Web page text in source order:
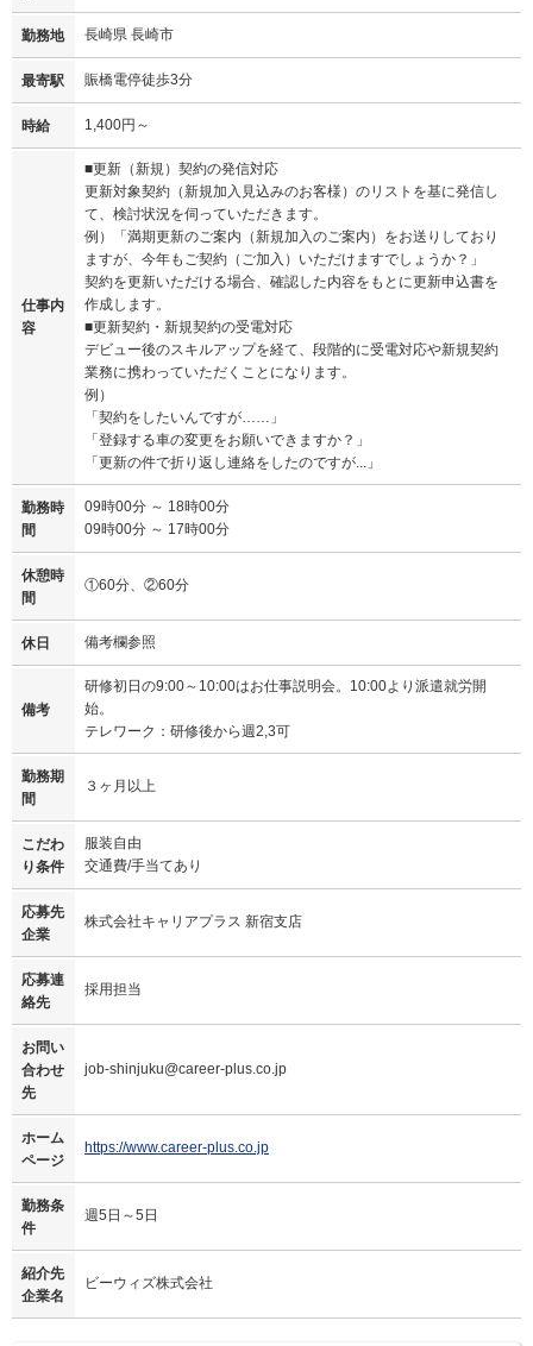
勤務地 長崎県 長崎市
最寄駅 賑橋電停徒歩3分
時給 1,400円～
仕事内
容
■更新（新規）契約の発信対応
更新対象契約（新規加入見込みのお客様）のリストを基に発信し
て、検討状況を伺っていただきます。
例）「満期更新のご案内（新規加入のご案内）をお送りしており
ますが、今年もご契約（ご加入）いただけますでしょうか？」
契約を更新いただける場合、確認した内容をもとに更新申込書を
作成します。
■更新契約・新規契約の受電対応
デビュー後のスキルアップを経て、段階的に受電対応や新規契約
業務に携わっていただくことになります。
例）
「契約をしたいんですが……」
「登録する車の変更をお願いできますか？」
「更新の件で折り返し連絡をしたのですが...」
勤務時
間
09時00分 ～ 18時00分
09時00分 ～ 17時00分
休憩時
間
①60分、②60分
休日 備考欄参照
備考
研修初日の9:00～10:00はお仕事説明会。10:00より派遣就労開
始。
テレワーク：研修後から週2,3可
勤務期
間
３ヶ月以上
こだわ
り条件
服装自由
交通費/手当てあり
応募先
企業
株式会社キャリアプラス 新宿支店
応募連
絡先
採用担当
お問い
合わせ
先
job-shinjuku@career-plus.co.jp
ホーム
ページ
https://www.career-plus.co.jp
勤務条
件
週5日～5日
紹介先
企業名
ビーウィズ株式会社